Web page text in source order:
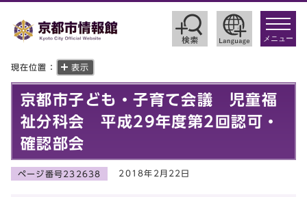
toggle
メニュー
現在位置： 表示
京都市子ども・子育て会議 児童福
祉分科会 平成29年度第2回認可・
確認部会
ページ番号232638 2018年2月22日